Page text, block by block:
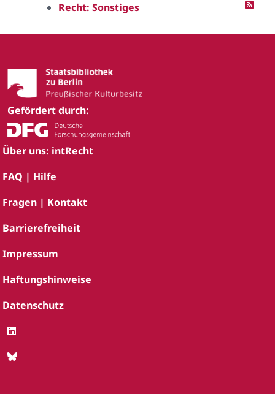
Recht: Sonstiges
Gefördert durch:
Über uns: intRecht
FAQ | Hilfe
Fragen | Kontakt
Barrierefreiheit
Impressum
Haftungshinweise
Datenschutz